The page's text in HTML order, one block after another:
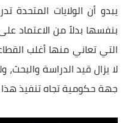
يبدو أن الولايات المتحدة
بنفسها بدلاً من الاعتماد
التي تعاني منها أغلب
لا يزال قيد الدراسة
جهة حكومية تجاه تنفيذ هذا